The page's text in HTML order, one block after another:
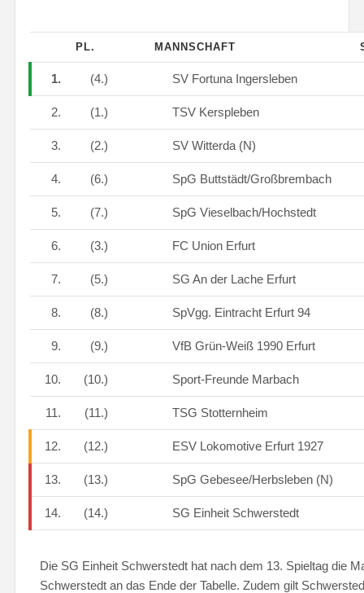
PL. MANNSCHAFT
1. (4.) SV Fortuna Ingersleben
2. (1.) TSV Kerspleben
3. (2.) SV Witterda (N)
4. (6.) SpG Buttstädt/Großbrembach
5. (7.) SpG Vieselbach/Hochstedt
6. (3.) FC Union Erfurt
7. (5.) SG An der Lache Erfurt
8. (8.) SpVgg. Eintracht Erfurt 94
9. (9.) VfB Grün-Weiß 1990 Erfurt
10. (10.) Sport-Freunde Marbach
11. (11.) TSG Stotternheim
12. (12.) ESV Lokomotive Erfurt 1927
13. (13.) SpG Gebesee/Herbsleben (N)
14. (14.) SG Einheit Schwerstedt
Die SG Einheit Schwerstedt hat nach dem 13. Spieltag die
Schwerstedt an das Ende der Tabelle. Zudem gilt